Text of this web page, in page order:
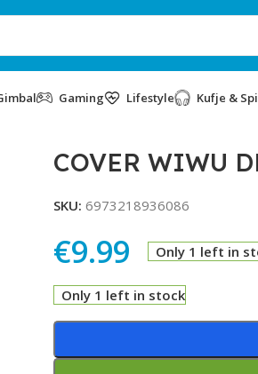
Gaming Lifestyle Kufje &
COVER WIWU
SKU: 6973218936086
€9.99 Only 1 left in
Only 1 left in stock